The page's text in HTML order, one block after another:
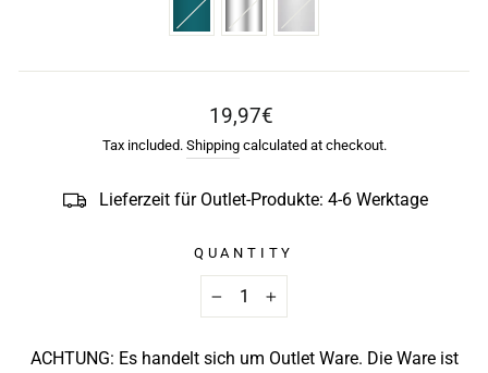
Regular
price
19,97€
Tax included. Shippingcalculated at checkout.
Lieferzeit für Outlet-Produkte: 4-6 Werktage
QUANTITY
+
ACHTUNG: Es handelt sich um Outlet Ware. Die Ware ist